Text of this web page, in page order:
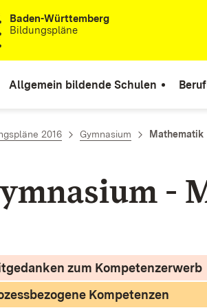
Baden-Württemberg
Bildungspläne
Allgemein bildende Schulen
2016 Gymnasium Mathematik
-
zum Kompetenzerwerb
Kompetenzen